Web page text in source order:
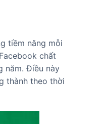
tiềm năng mỗi
chất
năm. Điều này
thành theo thời